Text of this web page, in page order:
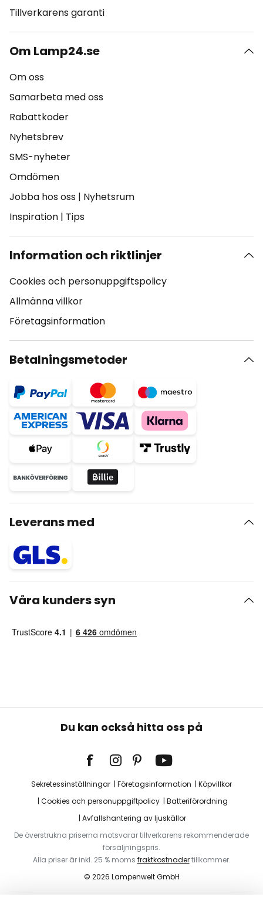
Tillverkarens garanti
Om Lamp24.se
Om oss
Samarbeta med oss
Rabattkoder
Nyhetsbrev
SMS-nyheter
Omdömen
Jobba hos oss | Nyhetsrum
Inspiration | Tips
Information och riktlinjer
Cookies och personuppgiftspolicy
Allmänna villkor
Företagsinformation
Betalningsmetoder
Leverans med
Våra kunders syn
Du kan också hitta oss på
Sekretessinställningar Företagsinformation
Köpvillkor
Cookies och personuppgiftpolicy
Batteriförordning
Avfallshantering av ljuskällor
De överstrukna priserna motsvarar tillverkarens rekommenderade
försäljningspris.
Alla priser är inkl. 25 % moms fraktkostnadertillkommer.
© 2026 Lampenwelt GmbH